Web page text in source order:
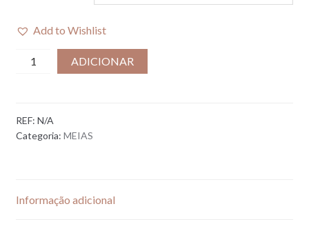
Add to Wishlist
Quantidade
DERRAPANTES
|
ADICIONAR
REF: N/A
Categoria: MEIAS
Informação adicional